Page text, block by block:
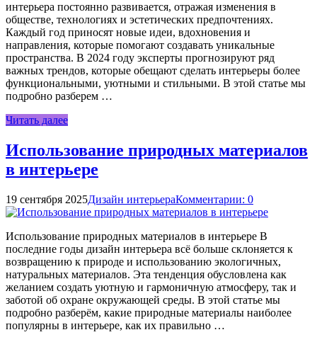
интерьера постоянно развивается, отражая изменения в
обществе, технологиях и эстетических предпочтениях.
Каждый год приносят новые идеи, вдохновения и
направления, которые помогают создавать уникальные
пространства. В 2024 году эксперты прогнозируют ряд
важных трендов, которые обещают сделать интерьеры более
функциональными, уютными и стильными. В этой статье мы
подробно разберем …
Читать далее
Использование природных материалов
в интерьере
19 сентября 2025Дизайн интерьераКомментарии: 0
Использование природных материалов в интерьере В
последние годы дизайн интерьера всё больше склоняется к
возвращению к природе и использованию экологичных,
натуральных материалов. Эта тенденция обусловлена как
желанием создать уютную и гармоничную атмосферу, так и
заботой об охране окружающей среды. В этой статье мы
подробно разберём, какие природные материалы наиболее
популярны в интерьере, как их правильно …